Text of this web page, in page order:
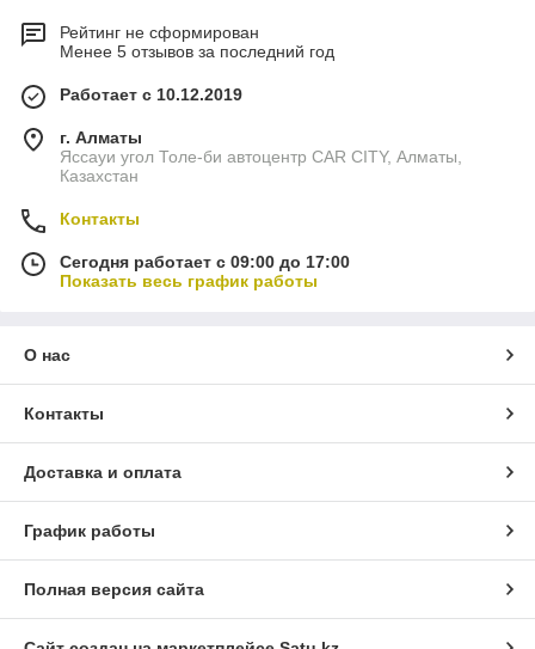
Рейтинг не сформирован
Менее 5 отзывов за последний год
Работает с 10.12.2019
г. Алматы
Яссауи угол Толе-би автоцентр CAR CITY, Алматы,
Казахстан
Контакты
Сегодня работает с 09:00 до 17:00
Показать весь график работы
О нас
Контакты
Доставка и оплата
График работы
Полная версия сайта